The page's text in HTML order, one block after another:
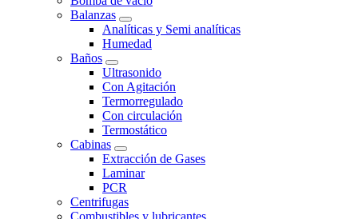
Balanzas
Analíticas y Semi analíticas
Humedad
Baños
Ultrasonido
Con Agitación
Termorregulado
Con circulación
Termostático
Cabinas
Extracción de Gases
Laminar
PCR
Centrifugas
Combustibles y lubricantes